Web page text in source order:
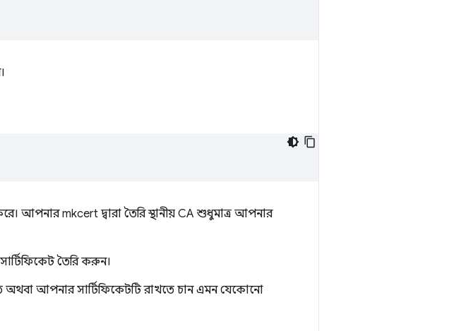
আপনার mkcert দ্বারা তৈরি স্থানীয় CA শুধুমাত্র আপনার
তৈরি করুন।
অথবা আপনার সার্টিফিকেটটি রাখতে চান এমন যেকোনো